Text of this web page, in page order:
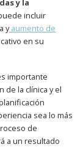
y la
incluir
yaumento de
en su
importante
de la clínica y el
sea lo más
de
a un resultado